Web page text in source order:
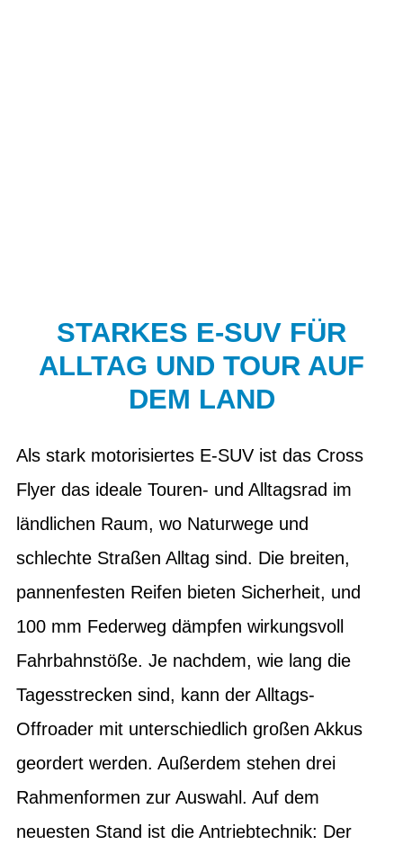
STARKES E-SUV FÜR
ALLTAG UND TOUR AUF
DEM LAND
Als stark motorisiertes E-SUV ist das Cross
Flyer das ideale Touren- und Alltagsrad im
ländlichen Raum, wo Naturwege und
schlechte Straßen Alltag sind. Die breiten,
pannenfesten Reifen bieten Sicherheit, und
100 mm Federweg dämpfen wirkungsvoll
Fahrbahnstöße. Je nachdem, wie lang die
Tagesstrecken sind, kann der Alltags-
Offroader mit unterschiedlich großen Akkus
geordert werden. Außerdem stehen drei
Rahmenformen zur Auswahl. Auf dem
neuesten Stand ist die Antriebtechnik: Der